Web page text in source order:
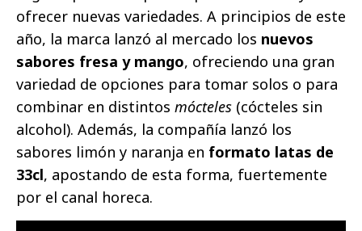
ofrecer nuevas variedades. A principios de este
año, la marca lanzó al mercado los nuevos
sabores fresa y mango, ofreciendo una gran
variedad de opciones para tomar solos o para
combinar en distintos mócteles (cócteles sin
alcohol). Además, la compañía lanzó los
sabores limón y naranja en formato latas de
33cl, apostando de esta forma, fuertemente
por el canal horeca.